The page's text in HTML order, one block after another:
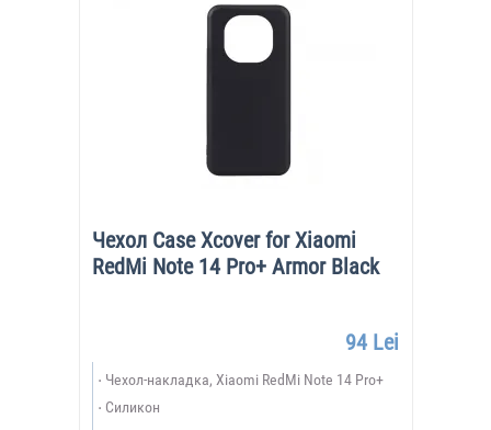
Чехол Case Xcover for Xiaomi
RedMi Note 14 Pro+ Armor Black
94 Lei
Чехол-накладка, Xiaomi RedMi Note 14 Pro+
Силикон